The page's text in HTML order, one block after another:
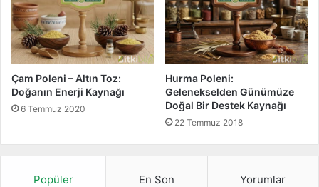
B
i
g
i
Çam Poleni – Altın Toz:
Doğanın Enerji Kaynağı
6 Temmuz 2020
Hurma Poleni:
Gelenekselden Günümüze
Doğal Bir Destek Kaynağı
22 Temmuz 2018
Popüler En Son Yorumlar